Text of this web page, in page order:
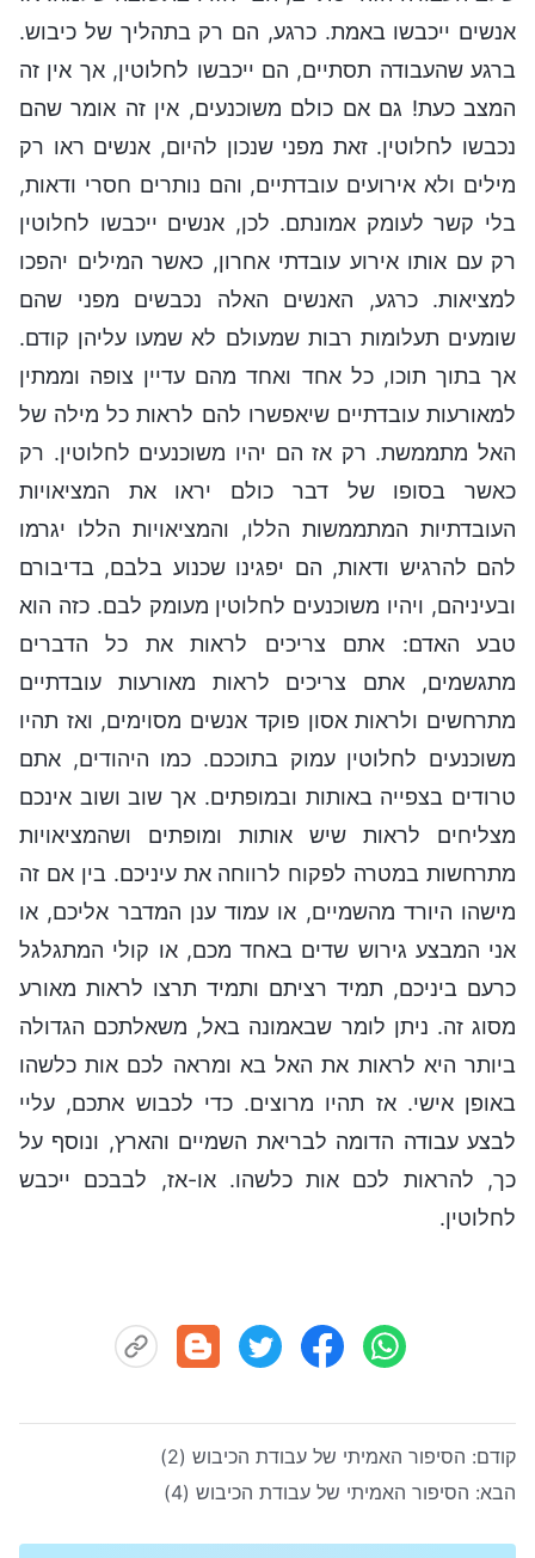
אנשים ייכבשו באמת. כרגע, הם רק בתהליך של כיבוש.
ברגע שהעבודה תסתיים, הם ייכבשו לחלוטין, אך אין זה
המצב כעת! גם אם כולם משוכנעים, אין זה אומר שהם
נכבשו לחלוטין. זאת מפני שנכון להיום, אנשים ראו רק
מילים ולא אירועים עובדתיים, והם נותרים חסרי ודאות,
בלי קשר לעומק אמונתם. לכן, אנשים ייכבשו לחלוטין
רק עם אותו אירוע עובדתי אחרון, כאשר המילים יהפכו
למציאות. כרגע, האנשים האלה נכבשים מפני שהם
שומעים תעלומות רבות שמעולם לא שמעו עליהן קודם.
אך בתוך תוכו, כל אחד ואחד מהם עדיין צופה וממתין
למאורעות עובדתיים שיאפשרו להם לראות כל מילה של
האל מתממשת. רק אז הם יהיו משוכנעים לחלוטין. רק
כאשר בסופו של דבר כולם יראו את המציאויות
העובדתיות המתממשות הללו, והמציאויות הללו יגרמו
להם להרגיש ודאות, הם יפגינו שכנוע בלבם, בדיבורם
ובעיניהם, ויהיו משוכנעים לחלוטין מעומק לבם. כזה הוא
טבע האדם: אתם צריכים לראות את כל הדברים
מתגשמים, אתם צריכים לראות מאורעות עובדתיים
מתרחשים ולראות אסון פוקד אנשים מסוימים, ואז תהיו
משוכנעים לחלוטין עמוק בתוככם. כמו היהודים, אתם
טרודים בצפייה באותות ובמופתים. אך שוב ושוב אינכם
מצליחים לראות שיש אותות ומופתים ושהמציאויות
מתרחשות במטרה לפקוח לרווחה את עיניכם. בין אם זה
מישהו היורד מהשמיים, או עמוד ענן המדבר אליכם, או
אני המבצע גירוש שדים באחד מכם, או קולי המתגלגל
כרעם ביניכם, תמיד רציתם ותמיד תרצו לראות מאורע
מסוג זה. ניתן לומר שבאמונה באל, משאלתכם הגדולה
ביותר היא לראות את האל בא ומראה לכם אות כלשהו
באופן אישי. אז תהיו מרוצים. כדי לכבוש אתכם, עליי
לבצע עבודה הדומה לבריאת השמיים והארץ, ונוסף על
כך, להראות לכם אות כלשהו. או-אז, לבבכם ייכבש
לחלוטין.
קודם: הסיפור האמיתי של עבודת הכיבוש (2)
הבא: הסיפור האמיתי של עבודת הכיבוש (4)